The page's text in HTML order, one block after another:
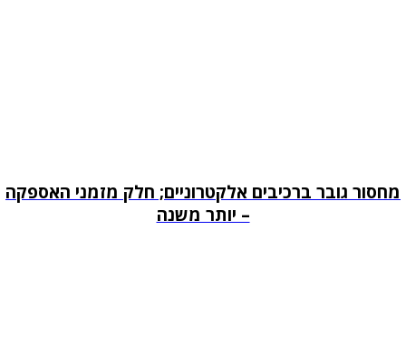
מחסור גובר ברכיבים אלקטרוניים; חלק מזמני האספקה
– יותר משנה